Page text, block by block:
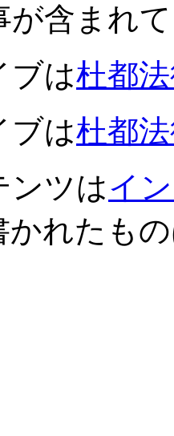
が含まれ
ブは杜都
ブは杜都
ンツはイ
かれたも